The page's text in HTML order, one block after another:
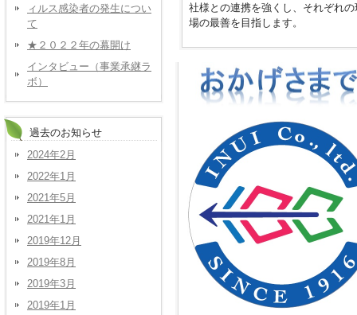
社様との連携を強くし、それぞれの
場の最善を目指します。
ィルス感染者の発生につい
て
★２０２２年の幕開け
インタビュー（事業承継ラ
ボ）
過去のお知らせ
2024年2月
2022年1月
2021年5月
2021年1月
2019年12月
2019年8月
2019年3月
2019年1月